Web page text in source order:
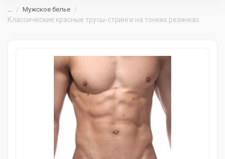
... Мужское белье
Классические красные трусы-стринги на тонких резинках